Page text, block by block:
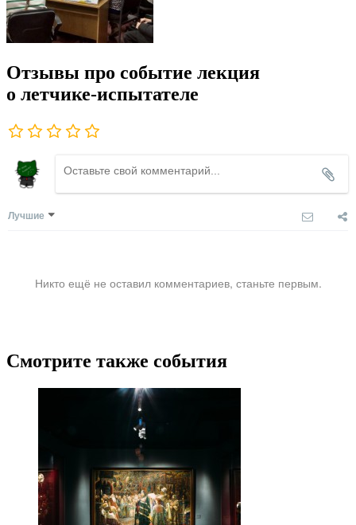
Отзывы про событие лекция
о летчике-испытателе
Лучшие
Никто ещё не оставил комментариев, станьте первым.
Смотрите также события